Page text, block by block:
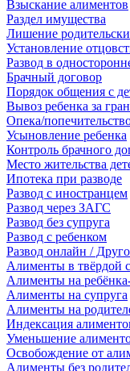
Взыскание алиментов
Раздел имущества
Лишение
Установление
Развод в
Брачный договор
Порядок общения с
Вывоз ребенка за
Опека/
Усыновление ребенка
Контроль брачного
Место жительства
Ипотека при разводе
Развод с иностранцем
Развод через ЗАГС
Развод без супруга
Развод с ребенком
Развод онлайн /
Алименты в твёрдой
Алименты на
Алименты на супруга
Алименты на
Индексация
Уменьшение
Освобождение от
Алименты без